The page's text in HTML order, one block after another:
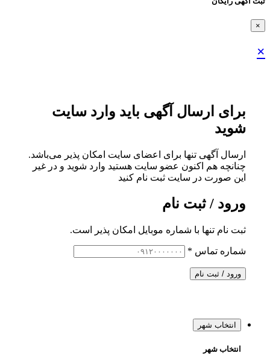
×
×
برای ارسال آگهی باید وارد سایت
شوید
ارسال آگهی تنها برای اعضای سایت امکان پذیر می‌باشد.
چنانچه هم‌ اکنون عضو سایت هستید وارد شوید و در غیر
این صورت در سایت ثبت نام کنید
ورود / ثبت نام
ثبت نام تنها با شماره موبایل امکان پذیر است.
شماره تماس *
ورود / ثبت نام
انتخاب شهر
انتخاب شهر